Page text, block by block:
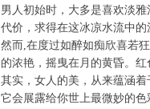
男人初始时，大多是喜欢淡
代价，求得在这冰凉水流中的
然而,在度过如醉如痴欣喜若
的浓艳，摇曳在月的黄昏。红
其实，女人的美，从来蕴涵
它会展露给你世上最微妙的